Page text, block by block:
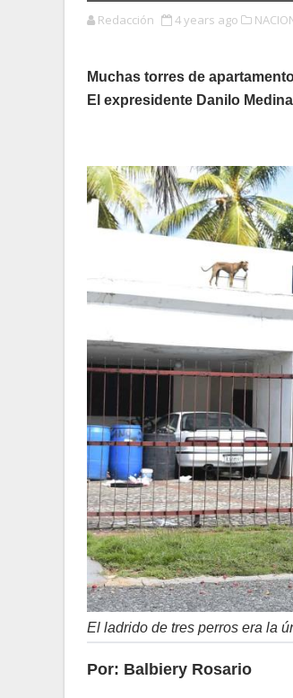
Redacción 4 years ago
Muchas torres de
El expresidente Danilo
El ladrido de tres perros era la
Por: Balbiery Rosario